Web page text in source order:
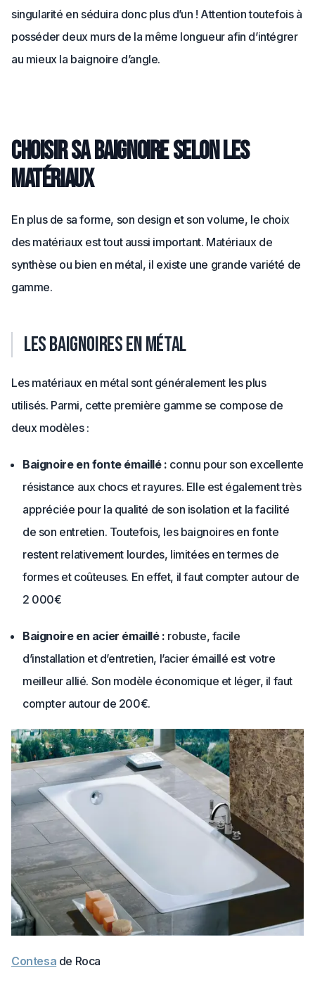
singularité en séduira donc plus d’un ! Attention toutefois à
posséder deux murs de la même longueur afin d’intégrer
au mieux la baignoire d’angle.
Choisir sa baignoire selon les
matériaux
En plus de sa forme, son design et son volume, le choix
des matériaux est tout aussi important. Matériaux de
synthèse ou bien en métal, il existe une grande variété de
gamme.
Les baignoires en métal
Les matériaux en métal sont généralement les plus
utilisés. Parmi, cette première gamme se compose de
deux modèles :
Baignoire en fonte émaillé : connu pour son excellente
résistance aux chocs et rayures. Elle est également très
appréciée pour la qualité de son isolation et la facilité
de son entretien. Toutefois, les baignoires en fonte
restent relativement lourdes, limitées en termes de
formes et coûteuses. En effet, il faut compter autour de
2 000€
Baignoire en acier émaillé : robuste, facile
d’installation et d’entretien, l’acier émaillé est votre
meilleur allié. Son modèle économique et léger, il faut
compter autour de 200€.
Contesa de Roca